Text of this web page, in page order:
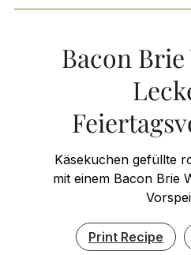
Bacon
Käsekuchen gefüllte
mit einem Bacon Brie
Print Recipe